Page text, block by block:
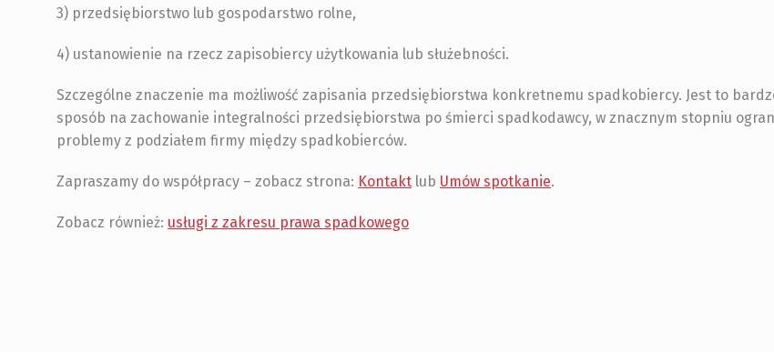
3) przedsiębiorstwo lub gospodarstwo rolne,
4) ustanowienie na rzecz zapisobiercy użytkowania lub służebności.
Szczególne znaczenie ma możliwość zapisania przedsiębiorstwa konkretnemu spadkobiercy. Jest to
sposób na zachowanie integralności przedsiębiorstwa po śmierci spadkodawcy, w znacznym stopniu
problemy z podziałem firmy między spadkobierców.
Zapraszamy do współpracy – zobacz strona: Kontakt lub Umów spotkanie.
Zobacz również: usługi z zakresu prawa spadkowego